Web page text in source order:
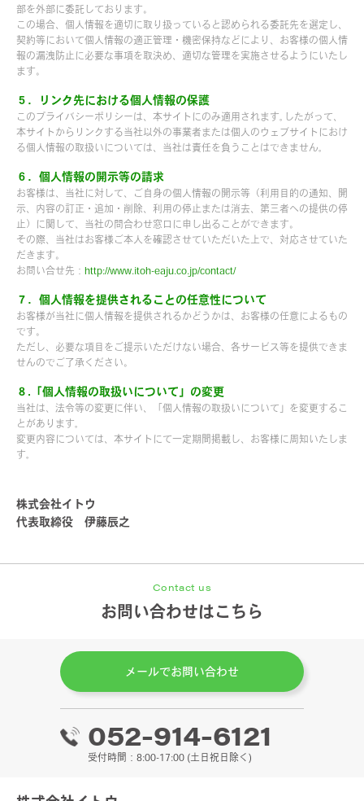
部を外部に委託しております。
この場合、個人情報を適切に取り扱っていると認められる委託先を選定し、
契約等において個人情報の適正管理・機密保持などにより、お客様の個人情
報の漏洩防止に必要な事項を取決め、適切な管理を実施させるようにいたし
ます。
５．リンク先における個人情報の保護
このプライバシーポリシーは、本サイトにのみ適用されます｡したがって、
本サイトからリンクする当社以外の事業者または個人のウェブサイトにおけ
る個人情報の取扱いについては、当社は責任を負うことはできません｡
６．個人情報の開示等の請求
お客様は、当社に対して、ご自身の個人情報の開示等（利用目的の通知、開
示、内容の訂正・追加・削除、利用の停止または消去、第三者への提供の停
止）に関して、当社の問合わせ窓口に申し出ることができます。
その際、当社はお客様ご本人を確認させていただいた上で、対応させていた
だきます。
お問い合せ先： http://www.itoh-eaju.co.jp/contact/
７．個人情報を提供されることの任意性について
お客様が当社に個人情報を提供されるかどうかは、お客様の任意によるもの
です。
ただし、必要な項目をご提示いただけない場合、各サービス等を提供できま
せんのでご了承ください。
８.「個人情報の取扱いについて」の変更
当社は、法令等の変更に伴い、「個人情報の取扱いについて」を変更するこ
とがあります｡
変更内容については、本サイトにて一定期間掲載し、お客様に周知いたしま
す｡
株式会社イトウ
代表取締役 伊藤辰之
Contact us
お問い合わせはこちら
メールでお問い合わせ
052-914-6121
受付時間：8:00-17:00 (土日祝日除く)